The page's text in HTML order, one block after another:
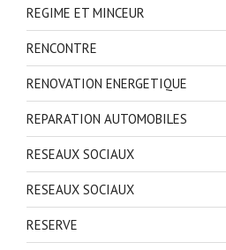
REGIME ET MINCEUR
RENCONTRE
RENOVATION ENERGETIQUE
REPARATION AUTOMOBILES
RESEAUX SOCIAUX
RESEAUX SOCIAUX
RESERVE